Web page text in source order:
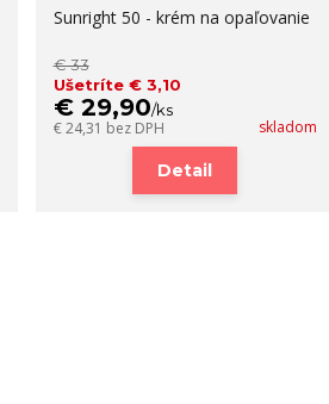
Sunright 50 - krém na opaľovanie
€ 33
Ušetríte € 3,10
€ 29,90/ks
€ 24,31 bez DPH skladom
Detail